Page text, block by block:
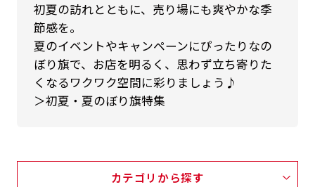
初夏の訪れとともに、売り場にも爽やかな季
節感を。
夏のイベントやキャンペーンにぴったりなの
ぼり旗で、お店を明るく、思わず立ち寄りた
くなるワクワク空間に彩りましょう♪
＞初夏・夏のぼり旗特集
カテゴリから探す